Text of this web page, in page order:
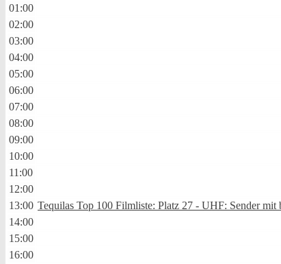
01:00
02:00
03:00
04:00
05:00
06:00
07:00
08:00
09:00
10:00
11:00
12:00
13:00 Tequilas Top 100 Filmliste: Platz 27 - UHF: Sender mit
14:00
15:00
16:00